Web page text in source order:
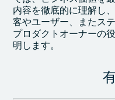
内容を徹底的に理解し
客やユーザー、またス
プロダクトオーナーの
明します。